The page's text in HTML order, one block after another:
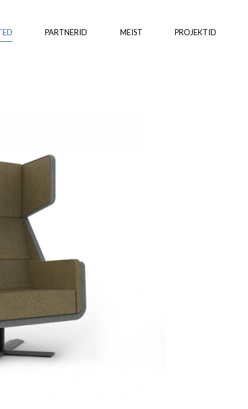
PARTNERID MEIST PROJEKTID